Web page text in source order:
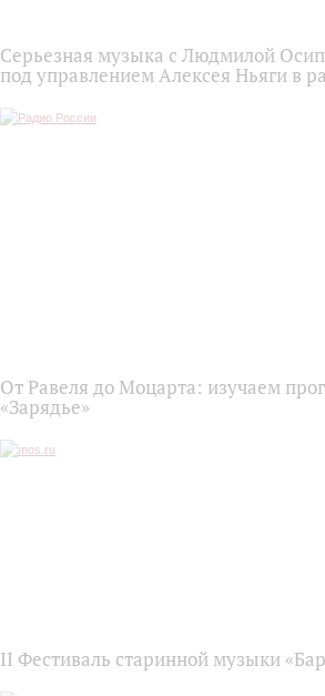
Серьезная музыка с Людмилой
под управлением Алексея Ньяги в
От Равеля до Моцарта: изучаем
«Зарядье»
II Фестиваль старинной музыки